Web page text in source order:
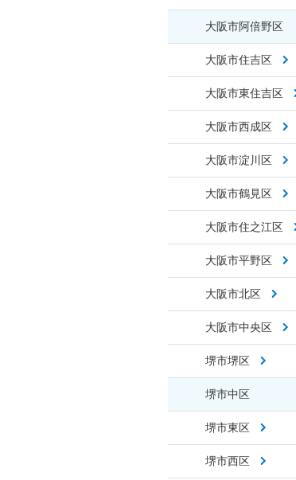
大阪市阿倍野区
大阪市住吉区
大阪市東住吉区
大阪市西成区
大阪市淀川区
大阪市鶴見区
大阪市住之江区
大阪市平野区
大阪市北区
大阪市中央区
堺市堺区
堺市中区
堺市東区
堺市西区